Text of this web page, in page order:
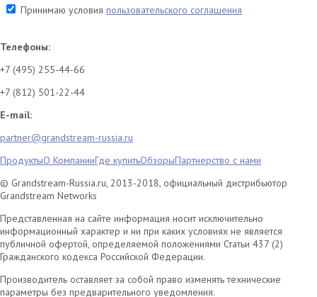
Принимаю условия пользовательского соглашения
© Grandstream-Russia.ru, 2013-2018, официальный дистрибьютор
Grandstream Networks
Представленная на сайте информация носит исключительно
информационный характер и ни при каких условиях не является
публичной офертой, определяемой положениями Статьи 437 (2)
Гражданского кодекса Российской Федерации.
Производитель оставляет за собой право изменять технические
параметры без предварительного уведомления.
Телефоны:
+7 (495) 255-44-66
+7 (812) 501-22-44
E-mail:
partner@grandstream-russia.ru
ПродуктыО КомпанииГде купитьОбзорыПартнерство с нами